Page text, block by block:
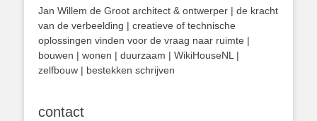
Jan Willem de Groot architect & ontwerper | de kracht
van de verbeelding | creatieve of technische
oplossingen vinden voor de vraag naar ruimte |
bouwen | wonen | duurzaam | WikiHouseNL |
zelfbouw | bestekken schrijven
contact